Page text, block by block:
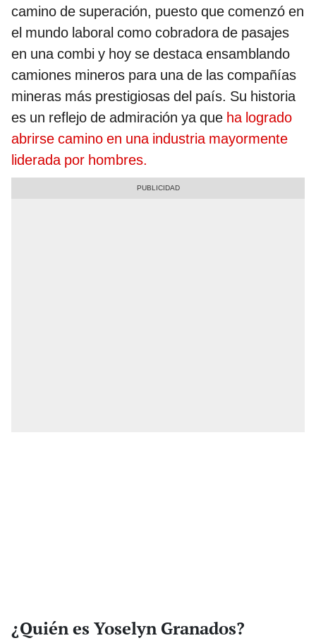
camino de superación, puesto que comenzó en
el mundo laboral como cobradora de pasajes
en una combi y hoy se destaca ensamblando
camiones mineros para una de las compañías
mineras más prestigiosas del país. Su historia
es un reflejo de admiración ya que ha logrado
abrirse camino en una industria mayormente
liderada por hombres.
¿Quién es Yoselyn Granados?